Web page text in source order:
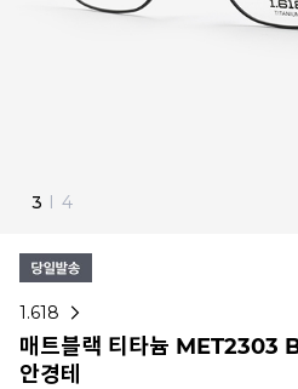
4 I 4
1.618
매트블랙 티타늄 MET2303
안경테